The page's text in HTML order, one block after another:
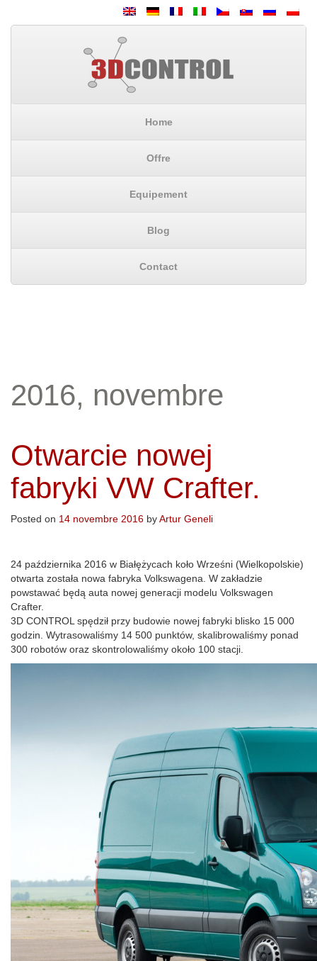
Home
Offre
Equipement
Blog
Contact
2016, novembre
Otwarcie nowej
fabryki VW Crafter.
Posted on 14 novembre 2016 byArtur Geneli
24 października 2016 w Białężycach koło Wrześni (Wielkopolskie)
otwarta została nowa fabryka Volkswagena. W zakładzie
powstawać będą auta nowej generacji modelu Volkswagen
Crafter.
3D CONTROL spędził przy budowie nowej fabryki blisko 15 000
godzin. Wytrasowaliśmy 14 500 punktów, skalibrowaliśmy ponad
300 robotów oraz skontrolowaliśmy około 100 stacji.